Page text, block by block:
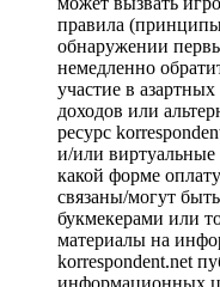
правила
обнаружении
немедленно
участие в
доходов или
ресурс
и/или виртуальные
какой форме
связаны/могут
букмекерами или
материалы на
korrespondent.net
информационных